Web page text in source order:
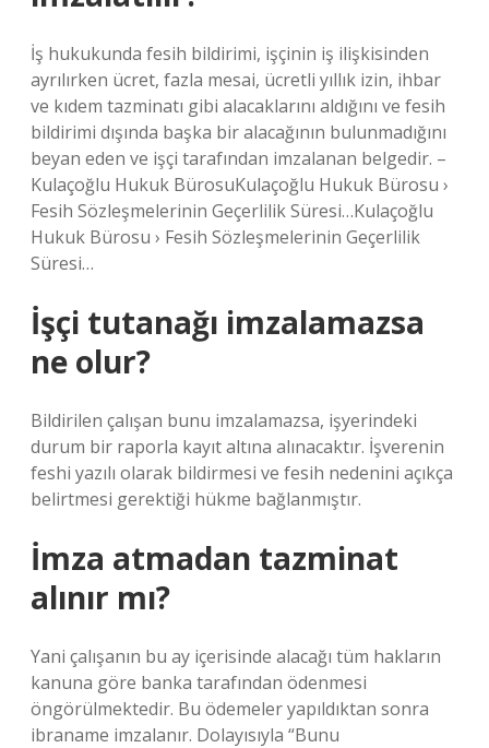
İş hukukunda fesih bildirimi, işçinin iş ilişkisinden
ayrılırken ücret, fazla mesai, ücretli yıllık izin, ihbar
ve kıdem tazminatı gibi alacaklarını aldığını ve fesih
bildirimi dışında başka bir alacağının bulunmadığını
beyan eden ve işçi tarafından imzalanan belgedir. –
Kulaçoğlu Hukuk BürosuKulaçoğlu Hukuk Bürosu ›
Fesih Sözleşmelerinin Geçerlilik Süresi…Kulaçoğlu
Hukuk Bürosu › Fesih Sözleşmelerinin Geçerlilik
Süresi…
İşçi tutanağı imzalamazsa
ne olur?
Bildirilen çalışan bunu imzalamazsa, işyerindeki
durum bir raporla kayıt altına alınacaktır. İşverenin
feshi yazılı olarak bildirmesi ve fesih nedenini açıkça
belirtmesi gerektiği hükme bağlanmıştır.
İmza atmadan tazminat
alınır mı?
Yani çalışanın bu ay içerisinde alacağı tüm hakların
kanuna göre banka tarafından ödenmesi
öngörülmektedir. Bu ödemeler yapıldıktan sonra
ibraname imzalanır. Dolayısıyla “Bunu